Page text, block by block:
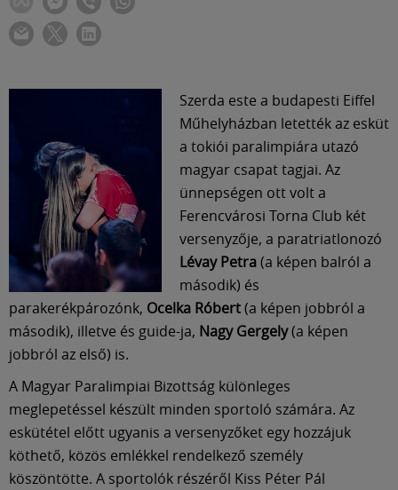
Szerda este a budapesti Eiffel
Műhelyházban letették az esküt
a tokiói paralimpiára utazó
magyar csapat tagjai. Az
ünnepségen ott volt a
Ferencvárosi Torna Club két
versenyzője, a paratriatlonozó
Lévay Petra(a képen balról a
második) és
parakerékpározónk, Ocelka Róbert(a képen jobbról a
második), illetve és guide-ja, Nagy Gergely(a képen
jobbról az első) is.
A Magyar Paralimpiai Bizottság különleges
meglepetéssel készült minden sportoló számára. Az
eskütétel előtt ugyanis a versenyzőket egy hozzájuk
köthető, közös emlékkel rendelkező személy
köszöntötte. A sportolók részéről Kiss Péter Pál
Szolgáltatások
Közösség
Múzeum
English